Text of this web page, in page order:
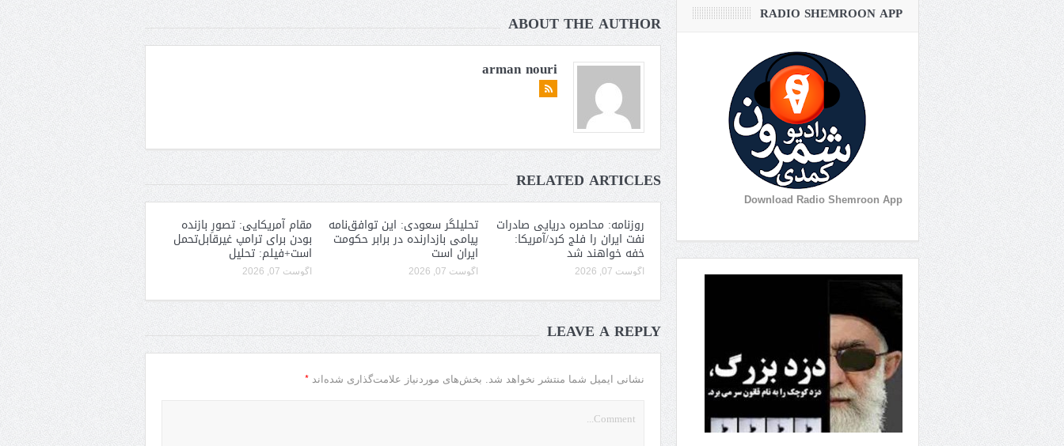
ABOUT THE AUTHOR
arman nouri
RELATED ARTICLES
روزنامه: محاصره دریایی صادرات
نفت ایران را فلج کرد/آمریکا:
خفه خواهند شد
آگوست 07, 2026
تحلیلگر سعودی: این توافق‌نامه
پیامی بازدارنده در برابر حکومت
ایران است
آگوست 07, 2026
مقام آمریکایی: تصورِ بازنده
بودن برای ترامپ غیرقابل‌تحمل
است+فیلم: تحلیل
آگوست 07, 2026
LEAVE A REPLY
نشانی ایمیل شما منتشر نخواهد شد. بخش‌های موردنیاز علامت‌گذاری شده‌اند *
RADIO SHEMROON APP
Download Radio Shemroon App